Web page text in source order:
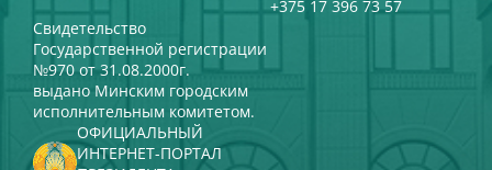
+375 17 396 73 57
Свидетельство
Государственной регистрации
№970 от 31.08.2000г.
выдано Минским городским
исполнительным комитетом.
ОФИЦИАЛЬНЫЙ
ИНТЕРНЕТ-ПОРТАЛ